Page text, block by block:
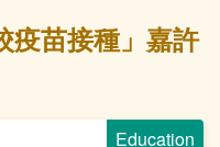
疫苗接種」嘉許
Education